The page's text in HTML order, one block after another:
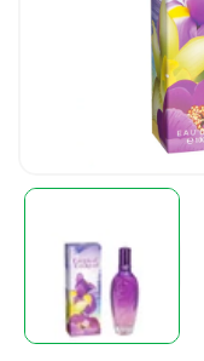
médiafájl
modális
párbeszédpanelen